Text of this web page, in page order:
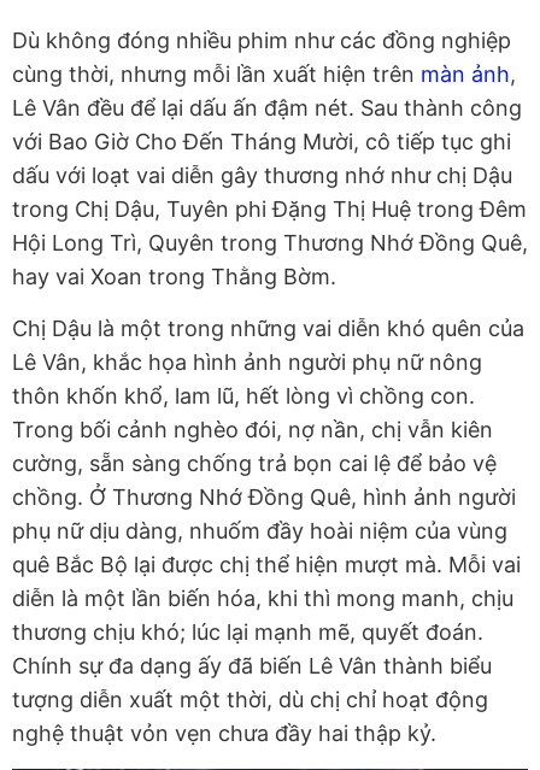
Dù không đóng nhiều phim như các đồng nghiệp
cùng thời, nhưng mỗi lần xuất hiện trên màn ảnh,
Lê Vân đều để lại dấu ấn đậm nét. Sau thành công
với Bao Giờ Cho Đến Tháng Mười, cô tiếp tục ghi
dấu với loạt vai diễn gây thương nhớ như chị Dậu
trong Chị Dậu, Tuyên phi Đặng Thị Huệ trong Đêm
Hội Long Trì, Quyên trong Thương Nhớ Đồng Quê,
hay vai Xoan trong Thằng Bờm.
Chị Dậu là một trong những vai diễn khó quên của
Lê Vân, khắc họa hình ảnh người phụ nữ nông
thôn khốn khổ, lam lũ, hết lòng vì chồng con.
Trong bối cảnh nghèo đói, nợ nần, chị vẫn kiên
cường, sẵn sàng chống trả bọn cai lệ để bảo vệ
chồng. Ở Thương Nhớ Đồng Quê, hình ảnh người
phụ nữ dịu dàng, nhuốm đầy hoài niệm của vùng
quê Bắc Bộ lại được chị thể hiện mượt mà. Mỗi vai
diễn là một lần biến hóa, khi thì mong manh, chịu
thương chịu khó; lúc lại mạnh mẽ, quyết đoán.
Chính sự đa dạng ấy đã biến Lê Vân thành biểu
tượng diễn xuất một thời, dù chị chỉ hoạt động
nghệ thuật vỏn vẹn chưa đầy hai thập kỷ.